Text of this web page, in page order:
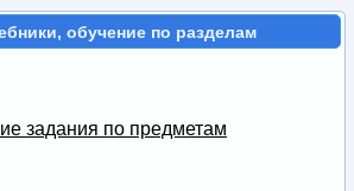
обучение по разделам
задания по предметам